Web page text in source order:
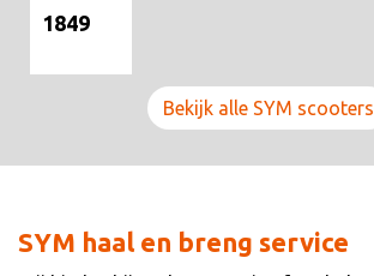
1849
Bekijk alle SYM scooters
SYM haal en breng service